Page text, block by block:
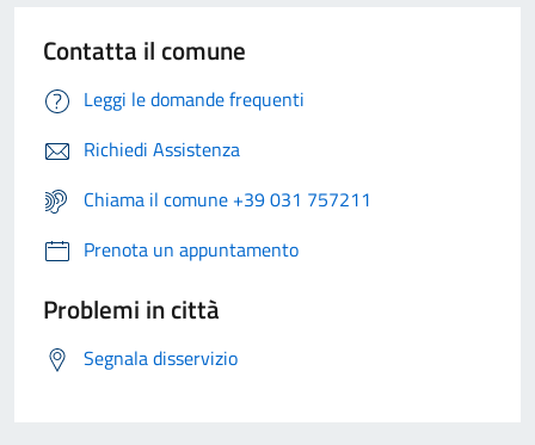
Contatta il comune
Leggi le domande frequenti
Richiedi Assistenza
Chiama il comune +39 031 757211
Prenota un appuntamento
Problemi in città
Segnala disservizio